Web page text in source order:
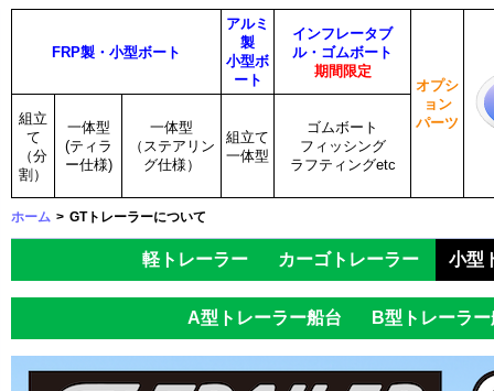
FRP製・小型ボート
アルミ
製
小型ボ
ート
インフレータブ
ル・ゴムボート
期間限定
オプシ
ョン
パーツ
組立
て
（分
割）
一体型
(ティラ
ー仕様)
一体型
（ステアリン
グ仕様）
組立て
一体型
ゴムボート
フィッシング
ラフティングetc
ホーム > GTトレーラーについて
軽トレーラー カーゴトレーラー 小型
A型トレーラー船台 B型トレーラ